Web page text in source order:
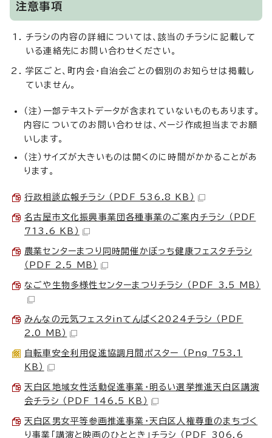
注意事項
チラシの内容の詳細については、該当のチラシに記載して
いる連絡先にお問い合わせください。
学区ごと、町内会・自治会ごとの個別のお知らせは掲載し
ていません。
（注）一部テキストデータが含まれていないものもあります。
内容についてのお問い合わせは、ページ作成担当までお願
いします。
（注）サイズが大きいものは開くのに時間がかかることがあ
ります。
行政相談広報チラシ （PDF 536.8 KB）
名古屋市文化振興事業団各種事業のご案内チラシ （PDF
713.6 KB）
農業センターまつり同時開催かぼっち健康フェスタチラシ
（PDF 2.5 MB）
なごや生物多様性センターまつりチラシ （PDF 3.5 MB）
みんなの元気フェスタinてんぱく2024チラシ （PDF
2.0 MB）
自転車安全利用促進協調月間ポスター （Png 753.1
KB）
天白区地域女性活動促進事業・明るい選挙推進天白区講演
会チラシ （PDF 146.5 KB）
天白区男女平等参画推進事業・天白区人権尊重のまちづく
り事業「講演と映画のひととき」チラシ （PDF 306.6